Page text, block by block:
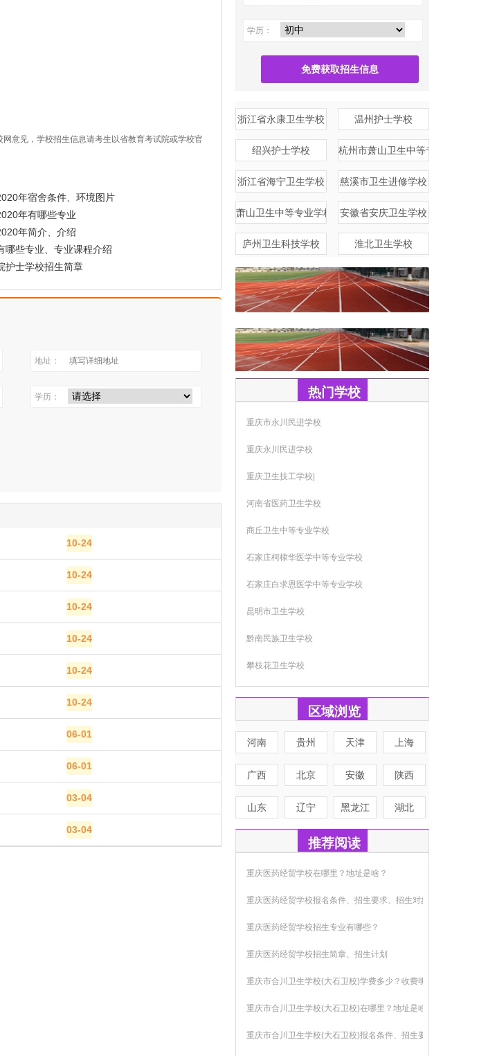
意见，学校招生信息请考生以省教育考试院或学校官
年宿舍条件、环境图片
年有哪些专业
年简介、介绍
哪些专业、专业课程介绍
护士学校招生简章
地址：
学历：
10-24
10-24
10-24
10-24
10-24
10-24
06-01
06-01
03-04
03-04
学历：
免费获取招生信息
浙江省永康卫生学校 温州护士学校
绍兴护士学校 杭州市萧山卫生中等专业学校
浙江省海宁卫生学校 慈溪市卫生进修学校
萧山卫生中等专业学校 安徽省安庆卫生学校
庐州卫生科技学校 淮北卫生学校
热门学校
重庆市永川民进学校
重庆永川民进学校
重庆卫生技工学校|
河南省医药卫生学校
商丘卫生中等专业学校
石家庄柯棣华医学中等专业学校
石家庄白求恩医学中等专业学校
昆明市卫生学校
黔南民族卫生学校
攀枝花卫生学校
区域浏览
河南 贵州 天津 上海
广西 北京 安徽 陕西
山东 辽宁 黑龙江 湖北
推荐阅读
重庆医药经贸学校在哪里？地址是啥？
重庆医药经贸学校报名条件、招生要求、招生对象
重庆医药经贸学校招生专业有哪些？
重庆医药经贸学校招生简章、招生计划
重庆市合川卫生学校(大石卫校)学费多少？收费明细
重庆市合川卫生学校(大石卫校)在哪里？地址是啥？
重庆市合川卫生学校(大石卫校)报名条件、招生要求、招生对象